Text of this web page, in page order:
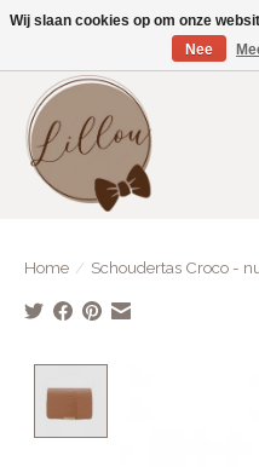
Gratis verzending vanaf €75(BE) en
Home / Schoudertas Croco -
Wij slaan cookies op om onze
Nee